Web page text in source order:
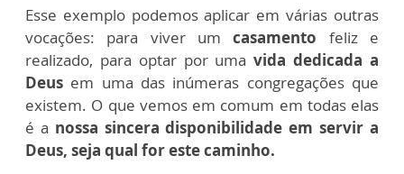
Esse exemplo podemos aplicar em várias outras
vocações: para viver umcasamento feliz e
realizado, para optar por umavida dedicada a
Deus em uma das inúmeras congregações que
existem. O que vemos em comum em todas elas
é a nossa sincera disponibilidade em servir a
Deus, seja qual for este caminho.